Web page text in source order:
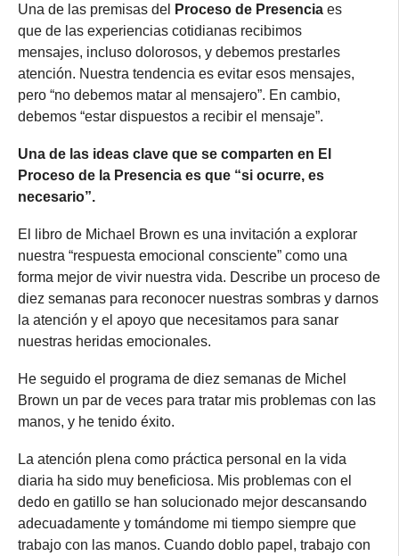
Una de las premisas del Proceso de Presencia es
que de las experiencias cotidianas recibimos
mensajes, incluso dolorosos, y debemos prestarles
atención. Nuestra tendencia es evitar esos mensajes,
pero “no debemos matar al mensajero”. En cambio,
debemos “estar dispuestos a recibir el mensaje”.
Una de las ideas clave que se comparten en El
Proceso de la Presencia es que “si ocurre, es
necesario”.
El libro de Michael Brown es una invitación a explorar
nuestra “respuesta emocional consciente” como una
forma mejor de vivir nuestra vida. Describe un proceso de
diez semanas para reconocer nuestras sombras y darnos
la atención y el apoyo que necesitamos para sanar
nuestras heridas emocionales.
He seguido el programa de diez semanas de Michel
Brown un par de veces para tratar mis problemas con las
manos, y he tenido éxito.
La atención plena como práctica personal en la vida
diaria ha sido muy beneficiosa. Mis problemas con el
dedo en gatillo se han solucionado mejor descansando
adecuadamente y tomándome mi tiempo siempre que
trabajo con las manos. Cuando doblo papel, trabajo con